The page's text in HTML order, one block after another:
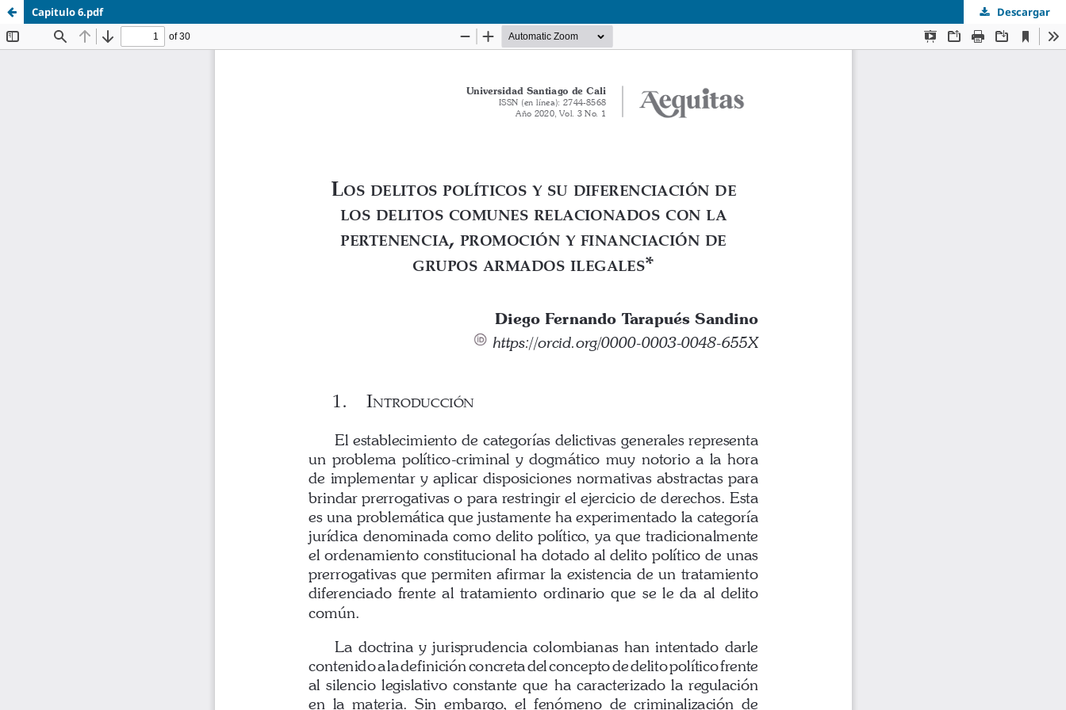
Capitulo 6.pdf Descargar